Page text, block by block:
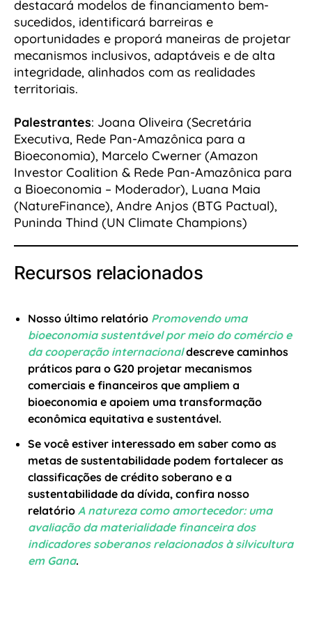
destacará modelos de financiamento bem-
sucedidos, identificará barreiras e
oportunidades e proporá maneiras de projetar
mecanismos inclusivos, adaptáveis e de alta
integridade, alinhados com as realidades
territoriais.
Palestrantes: Joana Oliveira (Secretária
Executiva, Rede Pan-Amazônica para a
Bioeconomia), Marcelo Cwerner (Amazon
Investor Coalition & Rede Pan-Amazônica para
a Bioeconomia – Moderador), Luana Maia
(NatureFinance), Andre Anjos (BTG Pactual),
Puninda Thind (UN Climate Champions)
Recursos relacionados
Nosso último relatório Promovendo uma
bioeconomia sustentável por meio do comércio e
da cooperação internacionaldescreve caminhos
práticos para o G20 projetar mecanismos
comerciais e financeiros que ampliem a
bioeconomia e apoiem uma transformação
econômica equitativa e sustentável.
Se você estiver interessado em saber como as
metas de sustentabilidade podem fortalecer as
classificações de crédito soberano e a
sustentabilidade da dívida, confira nosso
relatório A natureza como amortecedor: uma
avaliação da materialidade financeira dos
indicadores soberanos relacionados à silvicultura
em Gana.